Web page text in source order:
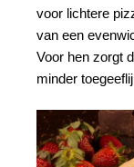
voor lichtere
van een
Voor hen zorgt
minder